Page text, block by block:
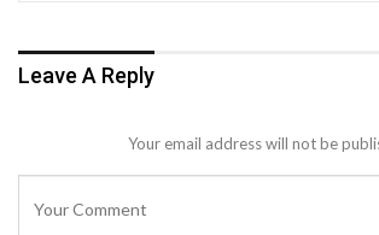
Leave A Reply
Your email address will not be